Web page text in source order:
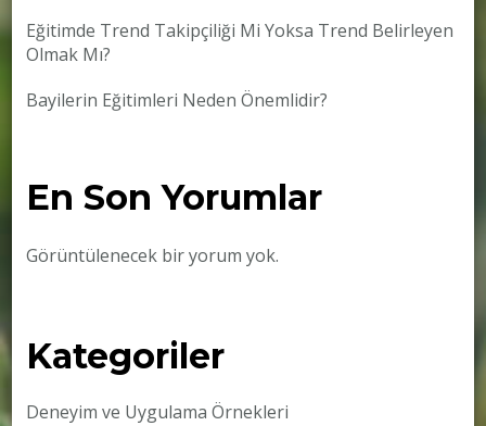
Eğitimde Trend Takipçiliği Mi Yoksa Trend Belirleyen
Olmak Mı?
Bayilerin Eğitimleri Neden Önemlidir?
En Son Yorumlar
Görüntülenecek bir yorum yok.
Kategoriler
Deneyim ve Uygulama Örnekleri